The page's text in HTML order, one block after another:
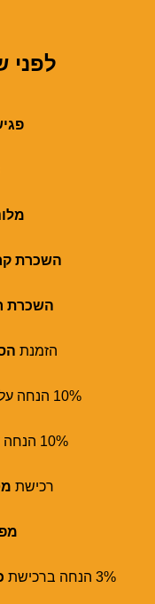
לפני
השכרת
השכרת
הזמנת
10% הנחה על
10% הנחה על
רכישת
3% הנחה ברכישת